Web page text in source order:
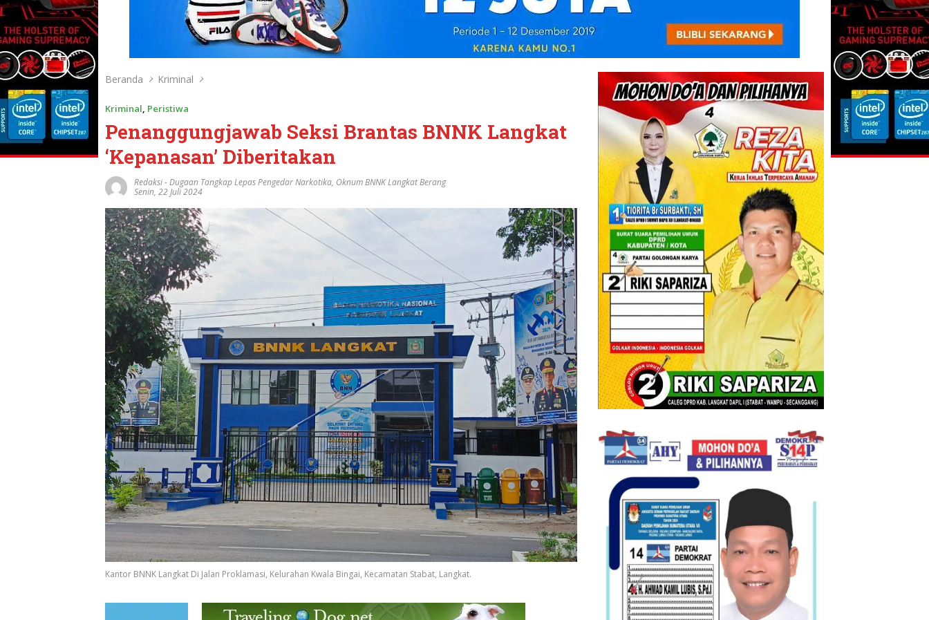
Beranda Kriminal
Kriminal, Peristiwa
Penanggungjawab Seksi Brantas BNNK Langkat
‘Kepanasan’ Diberitakan
Redaksi-Dugaan Tangkap Lepas Pengedar Narkotika, Oknum BNNK Langkat Berang
Senin, 22 Juli 2024
Kantor BNNK Langkat Di Jalan Proklamasi, Kelurahan Kwala Bingai, Kecamatan Stabat, Langkat.